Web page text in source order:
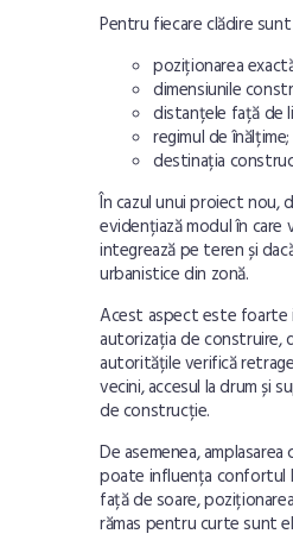
Pentru fiecare clădire
poziționarea
dimensiunile
distanțele față de
regimul de înălțime;
destinația
În cazul unui proiect nou,
evidențiază modul în care
integrează pe teren și
urbanistice din zonă.
Acest aspect este
autorizația de construire,
autoritățile verifică
vecini, accesul la drum și
de construcție.
De asemenea,
poate influența confortul
față de soare,
rămas pentru curte sunt